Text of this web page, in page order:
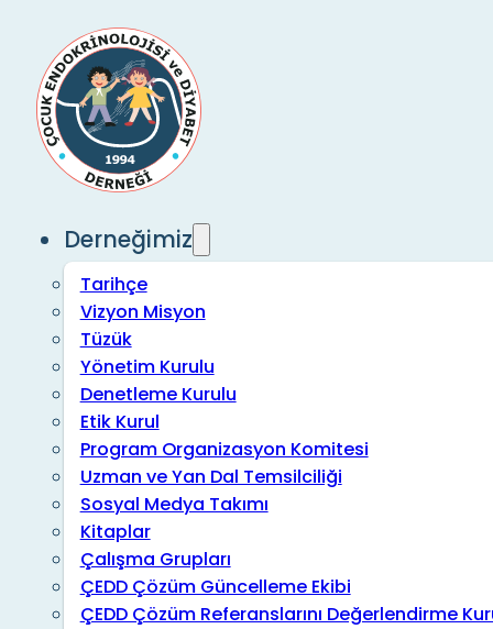
Derneğimiz
Tarihçe
Vizyon Misyon
Tüzük
Yönetim Kurulu
Denetleme Kurulu
Etik Kurul
Program Organizasyon Komitesi
Uzman ve Yan Dal Temsilciliği
Sosyal Medya Takımı
Kitaplar
Çalışma Grupları
ÇEDD Çözüm Güncelleme Ekibi
ÇEDD Çözüm Referanslarını Değerlendirme